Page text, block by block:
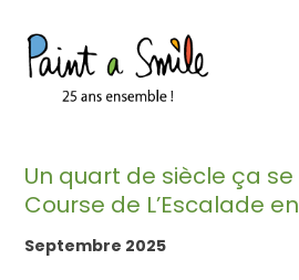
content
Un quart de siècle ça se
Course de L’Escalade
Septembre 2025